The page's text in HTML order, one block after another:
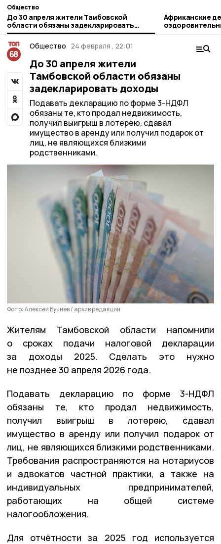
Общество
До 30 апреля жители Тамбовской
области обязаны задекларировать
доходы
Африканские
Общество 24 февраля , 22:01
До 30 апреля жители
Тамбовской области обязаны
задекларировать доходы
Подавать декларацию по форме 3-НДФЛ
обязаны те, кто продал недвижимость,
получил выигрыш в лотерею, сдавал
имущество в аренду или получил подарок от
лиц, не являющихся близкими
родственниками.
Фото: Алексей Бучнев / архив редакции
Жителям Тамбовской области напомнили
о сроках подачи налоговой декларации
за доходы 2025. Сделать это нужно
не позднее 30 апреля 2026 года.
Подавать декларацию по форме 3-НДФЛ
обязаны те, кто продал недвижимость,
получил выигрыш в лотерею, сдавал
имущество в аренду или получил подарок от
лиц, не являющихся близкими родственниками.
Требования распространяются на нотариусов
и адвокатов частной практики, а также на
индивидуальных предпринимателей,
работающих на общей системе
налогообложения.
Для отчётности за 2025 год используется